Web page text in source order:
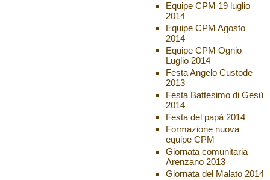
Equipe CPM 19 luglio
2014
Equipe CPM Agosto
2014
Equipe CPM Ognio
Luglio 2014
Festa Angelo Custode
2013
Festa Battesimo di Gesù
2014
Festa del papà 2014
Formazione nuova
equipe CPM
Giornata comunitaria
Arenzano 2013
Giornata del Malato 2014